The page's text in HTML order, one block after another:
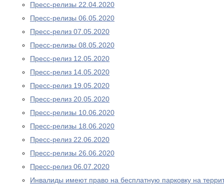
Пресс-релизы 22.04.2020
Пресс-релизы 06.05.2020
Пресс-релиз 07.05.2020
Пресс-релизы 08.05.2020
Пресс-релиз 12.05.2020
Пресс-релиз 14.05.2020
Пресс-релиз 19.05.2020
Пресс-релиз 20.05.2020
Пресс-релизы 10.06.2020
Пресс-релизы 18.06.2020
Пресс-релиз 22.06.2020
Пресс-релизы 26.06.2020
Пресс-релиз 06.07.2020
Инвалиды имеют право на бесплатную парковку на